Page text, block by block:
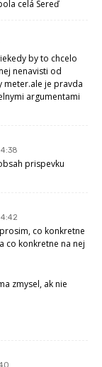
celá Sereď
by to chcelo
nenavisti od
meter.ale je pravda
argumentami
prispevku
co konkretne
co konkretne na nej
zmysel, ak nie